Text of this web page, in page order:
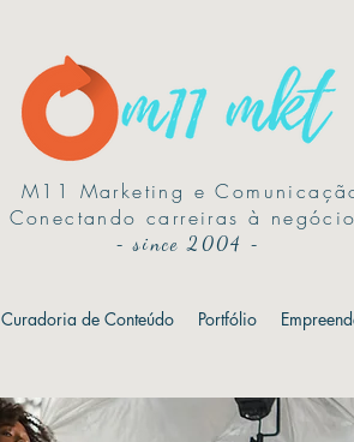
M11 Marketing e
Conectando carreiras à
-since 2004 -
Curadoria de Conteúdo Portfólio